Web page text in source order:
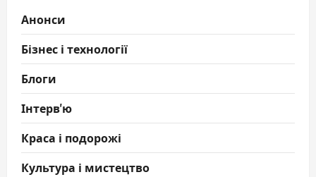
Анонси
Бізнес і технології
Блоги
Інтерв'ю
Краса і подорожі
Культура і мистецтво